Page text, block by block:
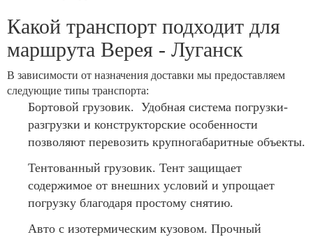
Какой транспорт подходит для
маршрута Верея - Луганск
В зависимости от назначения доставки мы предоставляем
следующие типы транспорта:
Бортовой грузовик. Удобная система погрузки-
разгрузки и конструкторские особенности
позволяют перевозить крупногабаритные объекты.
Тентованный грузовик. Тент защищает
содержимое от внешних условий и упрощает
погрузку благодаря простому снятию.
Авто с изотермическим кузовом. Прочный